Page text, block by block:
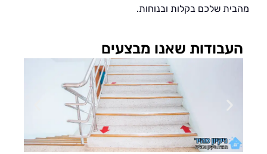
שלכם בקלות ובנוחות.
שאנו מבצעים